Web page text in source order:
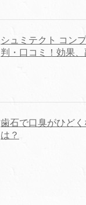
シュミテクト コン
判・口コミ！効果
歯石で口臭がひど
は？